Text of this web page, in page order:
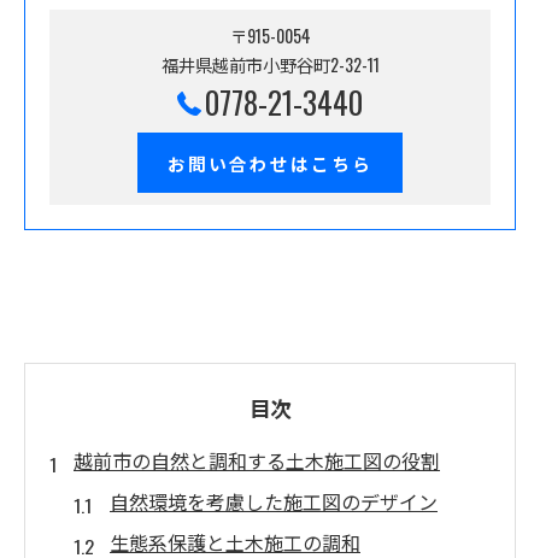
〒915-0054
福井県越前市小野谷町2-32-11
0778-21-3440
お問い合わせはこちら
目次
越前市の自然と調和する土木施工図の役割
自然環境を考慮した施工図のデザイン
生態系保護と土木施工の調和